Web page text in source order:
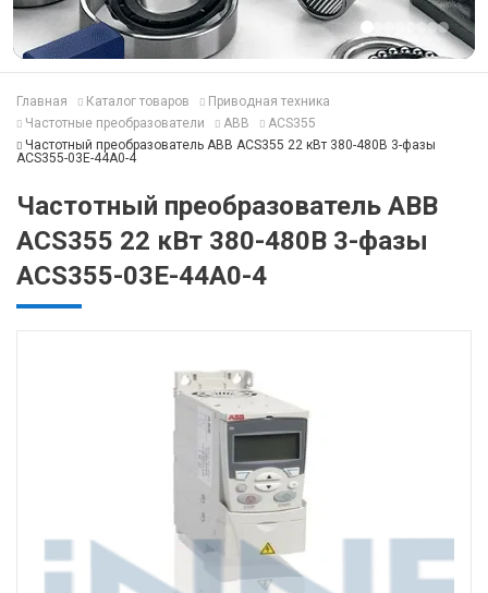
Главная Каталог товаров
Приводная техника
Частотные преобразователи
ABB
ACS355
Частотный преобразователь ABB ACS355 22 кВт 380-480В 3-фазы
ACS355-03E-44A0-4
Частотный преобразователь ABB
ACS355 22 кВт 380-480В 3-фазы
ACS355-03E-44A0-4